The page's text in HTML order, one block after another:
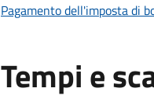
Pagamento dell'imposta di
Tempi e